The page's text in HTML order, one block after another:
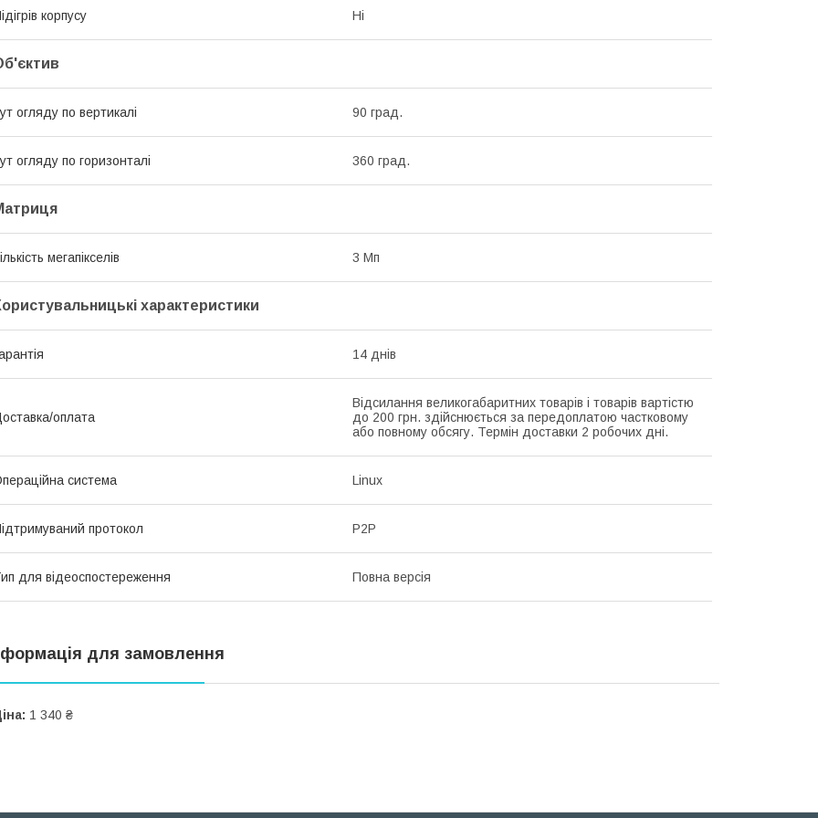
корпусу Ні
огляду по вертикалі 90 град.
огляду по горизонталі 360 град.
мегапікселів 3 Мп
характеристики
14 днів
оплата
Відсилання великогабаритних товарів і товарів вартістю
до 200 грн. здійснюється за передоплатою частковому
або повному обсягу. Термін доставки 2 робочих дні.
система Linux
протокол P2P
для відеоспостереження Повна версія
для замовлення
1 340 ₴